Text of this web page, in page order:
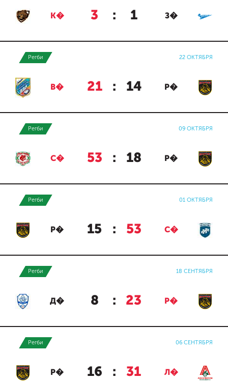
К� 3 : 1 З�
Регби 22 ОКТЯБРЯ
В� 21 : 14 Р�
Регби 09 ОКТЯБРЯ
С� 53 : 18 Р�
Регби 01 ОКТЯБРЯ
Р� 15 : 53 С�
Регби 18 СЕНТЯБРЯ
Д� 8 : 23 Р�
Регби 06 СЕНТЯБРЯ
Р� 16 : 31 Л�